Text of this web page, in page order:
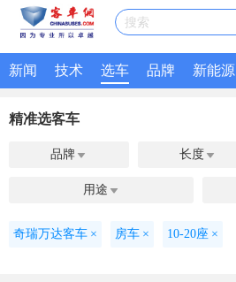
搜索
新闻 技术 选车 品牌 新能源
精准选客车
品牌  长度 
用途 
奇瑞万达客车 × 房车 × 10-20座 ×